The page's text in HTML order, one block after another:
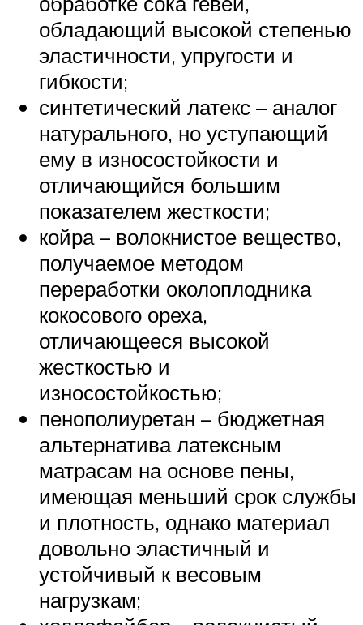
обладающий высокой степенью
эластичности, упругости и
гибкости;
синтетический латекс – аналог
натурального, но уступающий
ему в износостойкости и
отличающийся большим
показателем жесткости;
койра – волокнистое вещество,
получаемое методом
переработки околоплодника
кокосового ореха,
отличающееся высокой
жесткостью и
износостойкостью;
пенополиуретан – бюджетная
альтернатива латексным
матрасам на основе пены,
имеющая меньший срок службы
и плотность, однако материал
довольно эластичный и
устойчивый к весовым
нагрузкам;